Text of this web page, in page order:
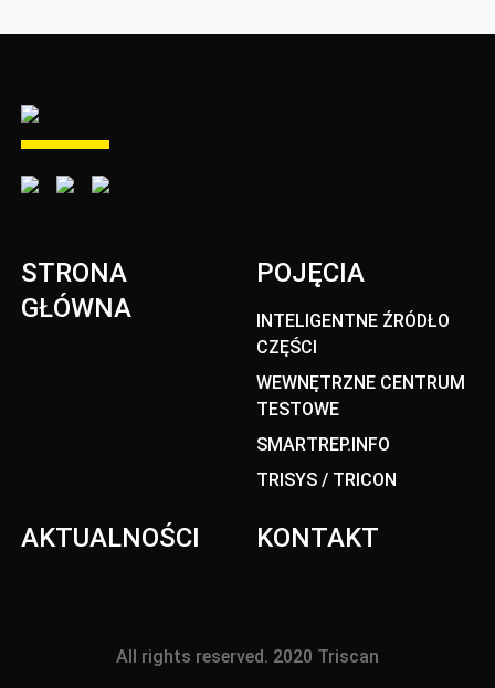
STRONA
GŁÓWNA
POJĘCIA
INTELIGENTNE ŹRÓDŁO
CZĘŚCI
WEWNĘTRZNE CENTRUM
TESTOWE
SMARTREP.INFO
TRISYS / TRICON
AKTUALNOŚCI KONTAKT
All rights reserved. 2020 Triscan